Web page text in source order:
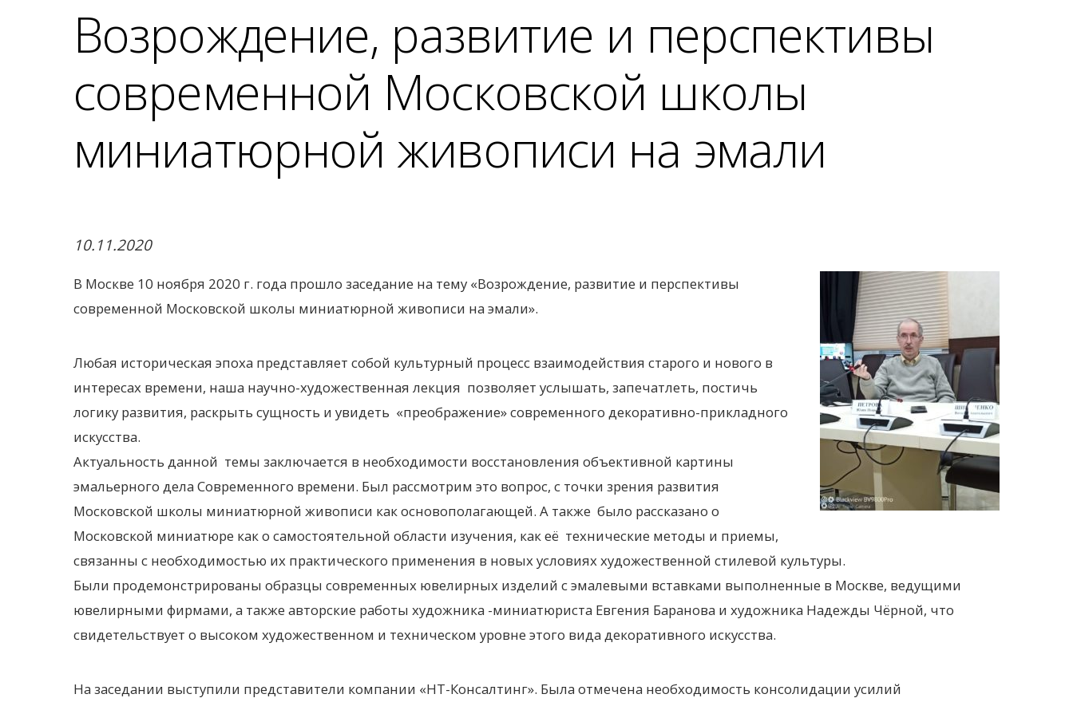
Возрождение, развитие и перспективы
современной Московской школы
миниатюрной живописи на эмали
10.11.2020
В Москве 10 ноября 2020 г. года прошло заседание на тему «Возрождение, развитие и перспективы
современной Московской школы миниатюрной живописи на эмали».
Любая историческая эпоха представляет собой культурный процесс взаимодействия старого и нового в
интересах времени, наша научно-художественная лекция позволяет услышать, запечатлеть, постичь
логику развития, раскрыть сущность и увидеть «преображение» современного декоративно-прикладного
искусства.
Актуальность данной темы заключается в необходимости восстановления объективной картины
эмальерного дела Современного времени. Был рассмотрим это вопрос, с точки зрения развития
Московской школы миниатюрной живописи как основополагающей. А также было рассказано о
Московской миниатюре как о самостоятельной области изучения, как её технические методы и приемы,
связанны с необходимостью их практического применения в новых условиях художественной стилевой культуры.
Были продемонстрированы образцы современных ювелирных изделий с эмалевыми вставками выполненные в Москве, ведущими
ювелирными фирмами, а также авторские работы художника -миниатюриста Евгения Баранова и художника Надежды Чёрной, что
свидетельствует о высоком художественном и техническом уровне этого вида декоративного искусства.
На заседании выступили представители компании «НТ-Консалтинг». Была отмечена необходимость консолидации усилий